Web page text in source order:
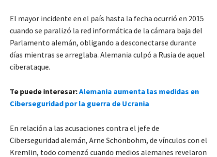
El mayor incidente en el país hasta la fecha ocurrió en 2015
cuando se paralizó la red informática de la cámara baja del
Parlamento alemán, obligando a desconectarse durante
días mientras se arreglaba. Alemania culpó a Rusia de aquel
ciberataque.
Te puede interesar:Alemania aumenta las medidas en
Ciberseguridad por la guerra de Ucrania
En relación a las acusaciones contra el jefe de
Ciberseguridad alemán, Arne Schönbohm, de vínculos con el
Kremlin, todo comenzó cuando medios alemanes revelaron